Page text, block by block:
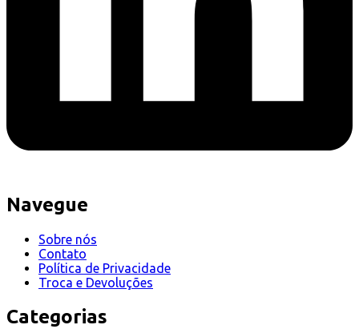
Navegue
Sobre nós
Contato
Política de Privacidade
Troca e Devoluções
Categorias